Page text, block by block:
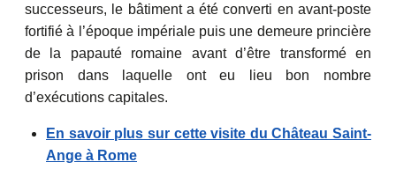
successeurs, le bâtiment a été converti en avant-poste
fortifié à l’époque impériale puis une demeure princière
de la papauté romaine avant d’être transformé en
prison dans laquelle ont eu lieu bon nombre
d’exécutions capitales.
En savoir plus sur cette visite du Château Saint-
Ange à Rome